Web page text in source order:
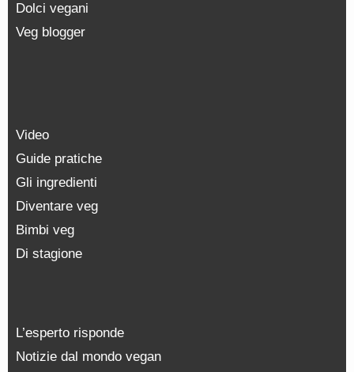
Dolci vegani
Veg blogger
Video
Guide pratiche
Gli ingredienti
Diventare veg
Bimbi veg
Di stagione
L’esperto risponde
Notizie dal mondo vegan